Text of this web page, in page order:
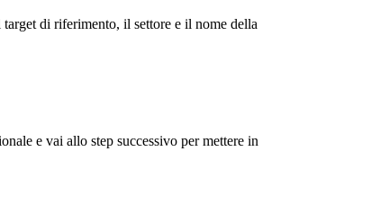
di riferimento, il settore e il nome della
e vai allo step successivo per mettere in